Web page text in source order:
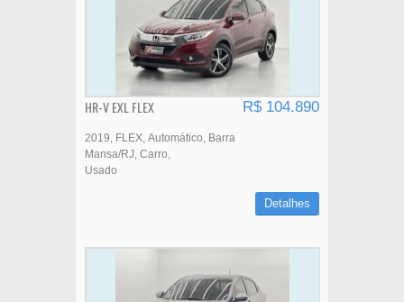
HR-V EXL FLEX R$ 104.890
2019 FLEX Automático
Barra
Mansa/RJ Carro
Usado
Detalhes